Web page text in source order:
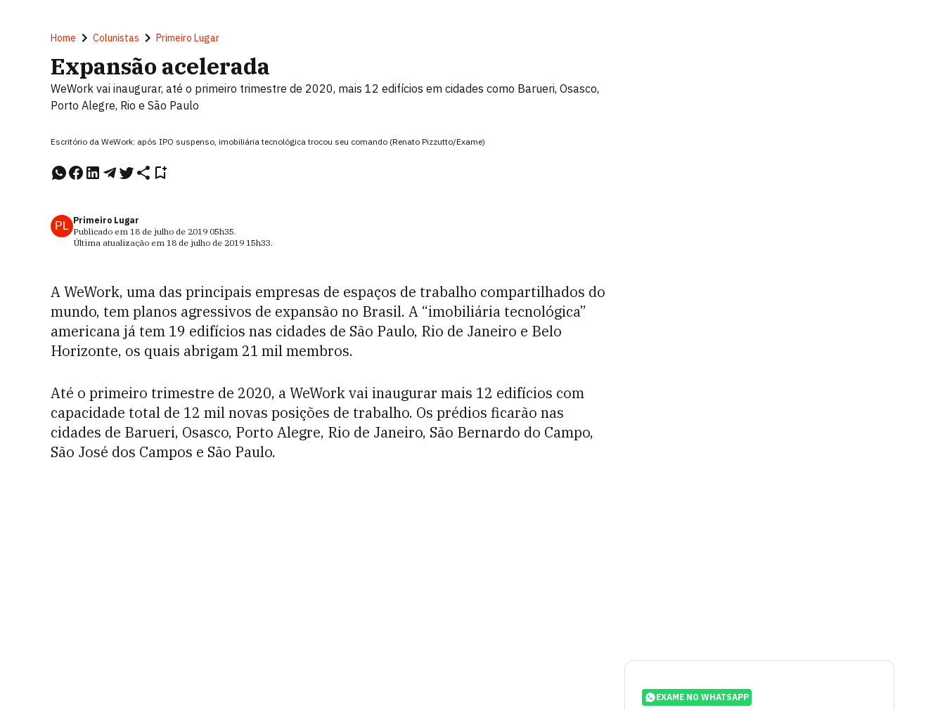
Home Colunistas Primeiro Lugar
Expansão acelerada
WeWork vai inaugurar, até o primeiro trimestre de 2020, mais 12 edifícios em cidades como Barueri, Osasco,
Porto Alegre, Rio e São Paulo
Escritório da WeWork: após IPO suspenso, imobiliária tecnológica trocou seu comando (Renato Pizzutto/Exame)
PL Primeiro Lugar
Publicado em 18 de julho de 2019 05h35.
Última atualização em 18 de julho de 2019 15h33.
A WeWork, uma das principais empresas de espaços de trabalho compartilhados do
mundo, tem planos agressivos de expansão no Brasil. A “imobiliária tecnológica”
americana já tem 19 edifícios nas cidades de São Paulo, Rio de Janeiro e Belo
Horizonte, os quais abrigam 21 mil membros.
Até o primeiro trimestre de 2020, a WeWork vai inaugurar mais 12 edifícios com
capacidade total de 12 mil novas posições de trabalho. Os prédios ficarão nas
cidades de Barueri, Osasco, Porto Alegre, Rio de Janeiro, São Bernardo do Campo,
São José dos Campos e São Paulo.
EXAME NO WHATSAPP